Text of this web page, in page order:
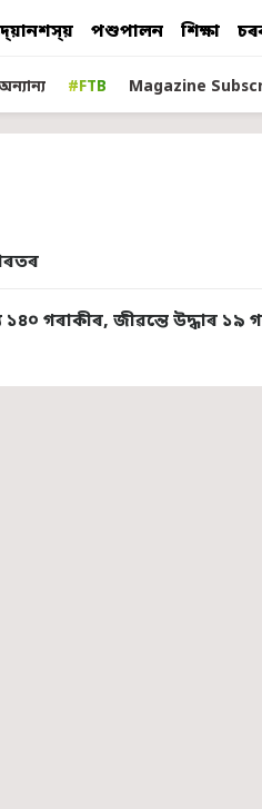
পশুপালন শিক্ষা
#FTB Magazine
গৰাকীৰ, জীৱন্তে উদ্ধাৰ ১৯